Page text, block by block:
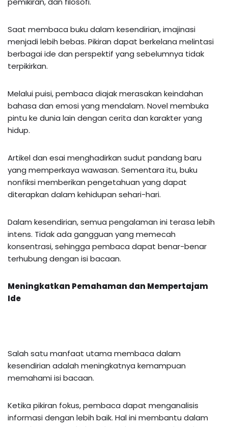
Saat membaca buku dalam kesendirian, imajinasi
menjadi lebih bebas. Pikiran dapat berkelana melintasi
berbagai ide dan perspektif yang sebelumnya tidak
terpikirkan.
Melalui puisi, pembaca diajak merasakan keindahan
bahasa dan emosi yang mendalam. Novel membuka
pintu ke dunia lain dengan cerita dan karakter yang
hidup.
Artikel dan esai menghadirkan sudut pandang baru
yang memperkaya wawasan. Sementara itu, buku
nonfiksi memberikan pengetahuan yang dapat
diterapkan dalam kehidupan sehari-hari.
Dalam kesendirian, semua pengalaman ini terasa lebih
intens. Tidak ada gangguan yang memecah
konsentrasi, sehingga pembaca dapat benar-benar
terhubung dengan isi bacaan.
Meningkatkan Pemahaman dan Mempertajam
Ide
Salah satu manfaat utama membaca dalam
kesendirian adalah meningkatnya kemampuan
memahami isi bacaan.
Ketika pikiran fokus, pembaca dapat menganalisis
informasi dengan lebih baik. Hal ini membantu dalam